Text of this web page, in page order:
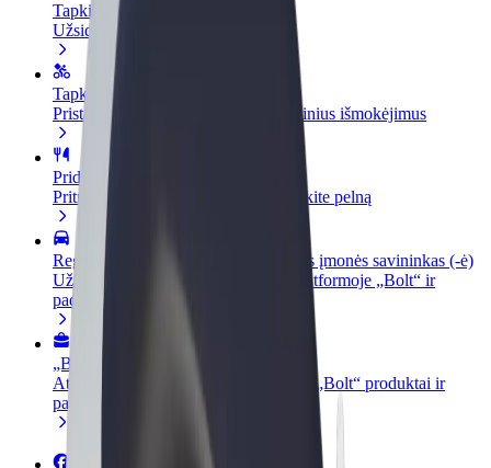
Tapkite vairuotoju (-a)
Užsidirbkite jums patogiu metu
Tapkite kurjeriu (-e)
Pristatinėkite maistą ir gaukite savaitinius išmokėjimus
Pridėti restoraną ar parduotuvę
Pritraukite daugiau klientų ir padidinkite pelną
Registruotis kaip automobilių nuomos įmonės savininkas (-ė)
Užregistruokite savo automobilius platformoje „Bolt“ ir
padidinkite pajamas
„Bolt for Business“
Atskirų įmonių poreikiams pritaikomi „Bolt“ produktai ir
paslaugos